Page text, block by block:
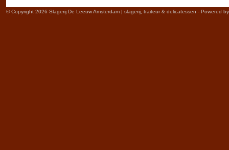
© Copyright 2026 Slagerij De Leeuw Amsterdam | slagerij, traiteur & delicatessen - Powered